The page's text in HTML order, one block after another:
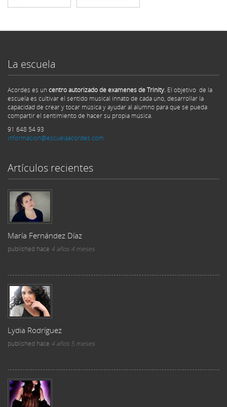
La escuela
Acordes es un centro autorizado de examenes de Trinity. El objetivo de la
escuela es cultivar el sentido musical innato de cada uno, desarrollar la
capacidad de crear y tocar música y ayudar al alumno para que se pueda
compartir el sentimiento de hacer su propia música.
91 648 54 93
informacion@escuelaacordes.com
Artículos recientes
María Fernández Díaz
published hace 4 años 4 meses
Lydia Rodríguez
published hace 4 años 5 meses